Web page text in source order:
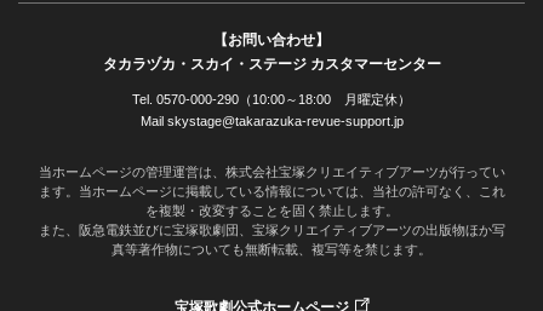
【お問い合わせ】
タカラヅカ・スカイ・ステージ カスタマーセンター
Tel. 0570-000-290（10:00～18:00 月曜定休）
Mail skystage@takarazuka-revue-support.jp
当ホームページの管理運営は、株式会社宝塚クリエイティブアーツが行ってい
ます。当ホームページに掲載している情報については、当社の許可なく、これ
を複製・改変することを固く禁止します。
また、阪急電鉄並びに宝塚歌劇団、宝塚クリエイティブアーツの出版物ほか写
真等著作物についても無断転載、複写等を禁じます。
宝塚歌劇公式ホームページ